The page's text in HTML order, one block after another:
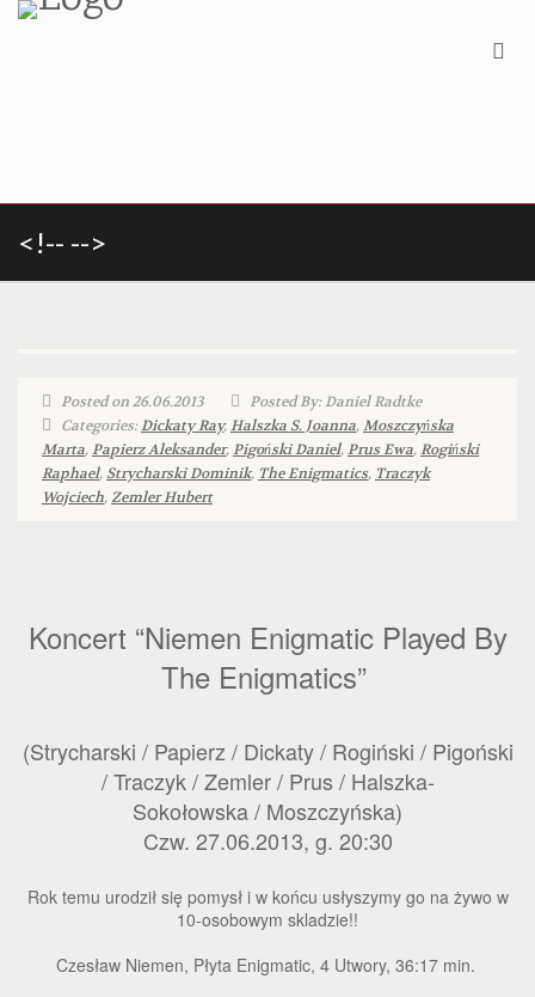
<!-- -->
Posted on 26.06.2013
Posted By: Daniel Radtke
Categories:Dickaty Ray,Halszka S. Joanna,Moszczyńska
Marta,Papierz Aleksander,Pigoński Daniel,Prus Ewa,Rogiński
Raphael, Strycharski Dominik, The Enigmatics, Traczyk
Wojciech,Zemler Hubert
Koncert “Niemen Enigmatic Played By
The Enigmatics”
(Strycharski / Papierz / Dickaty / Rogiński / Pigoński
/ Traczyk / Zemler / Prus / Halszka-
Sokołowska / Moszczyńska)
Czw. 27.06.2013, g. 20:30
Rok temu urodził się pomysł i w końcu usłyszymy go na żywo w
10-osobowym skladzie!!
Czesław Niemen, Płyta Enigmatic, 4 Utwory, 36:17 min.